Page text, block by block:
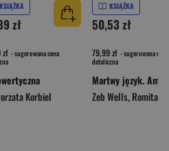
KSIĄŻKA
zł
- sugerowana cena
Korbiel
KSIĄŻKA
50,53 zł
79,99 zł - sugerowana cena
detaliczna
Zeb Wells,Romita